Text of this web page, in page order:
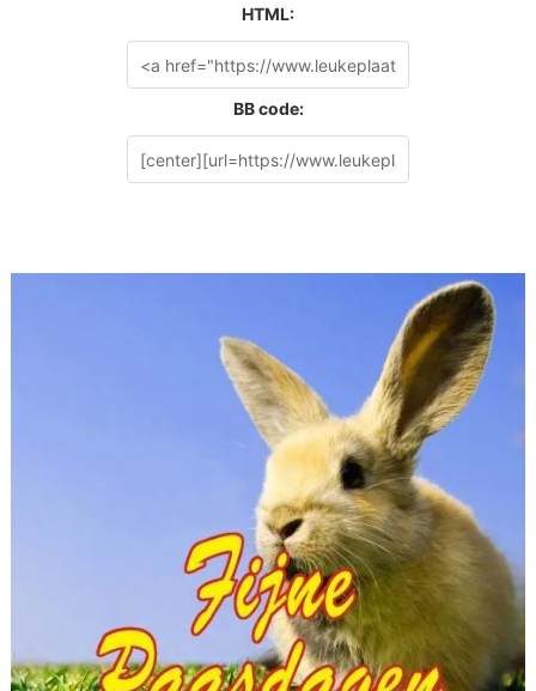
HTML:
BB code: